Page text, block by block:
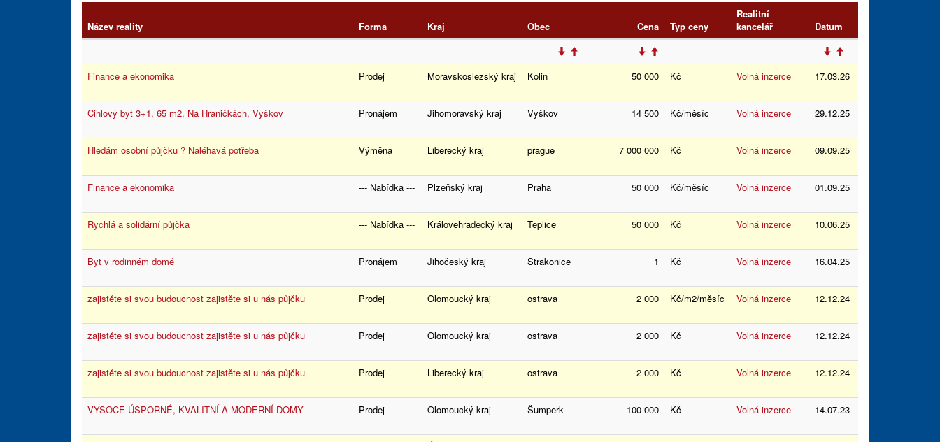
Název reality Forma Kraj Obec Cena Typ ceny
Realitní
kancelář
Datum
Finance a ekonomika Prodej Moravskoslezský kraj Kolin 50 000 Kč Volná inzerce 17.03.26
Cihlový byt 3+1, 65 m2, Na Hraničkách, Vyškov Pronájem Jihomoravský kraj Vyškov 14 500 Kč/měsíc Volná inzerce 29.12.25
Hledám osobní půjčku ? Naléhavá potřeba Výměna Liberecký kraj prague 7 000 000 Kč Volná inzerce 09.09.25
Finance a ekonomika --- Nabídka --- Plzeňský kraj Praha 50 000 Kč/měsíc Volná inzerce 01.09.25
Rychlá a solidární půjčka --- Nabídka --- Královehradecký kraj Teplice 50 000 Kč Volná inzerce 10.06.25
Byt v rodinném domě Pronájem Jihočeský kraj Strakonice 1 Kč Volná inzerce 16.04.25
zajistěte si svou budoucnost zajistěte si u nás půjčku Prodej Olomoucký kraj ostrava 2 000 Kč/m2/měsíc Volná inzerce 12.12.24
zajistěte si svou budoucnost zajistěte si u nás půjčku Prodej Olomoucký kraj ostrava 2 000 Kč Volná inzerce 12.12.24
zajistěte si svou budoucnost zajistěte si u nás půjčku Prodej Liberecký kraj ostrava 2 000 Kč Volná inzerce 12.12.24
VYSOCE ÚSPORNÉ, KVALITNÍ A MODERNÍ DOMY Prodej Olomoucký kraj Šumperk 100 000 Kč Volná inzerce 14.07.23